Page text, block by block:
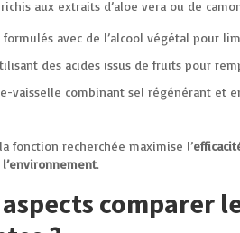
aux extraits d’aloe vera ou de
avec de l’alcool végétal pour
des acides issus de fruits pour
vaisselle combinant sel régénérant et
fonction recherchée maximise l’
.
comparer